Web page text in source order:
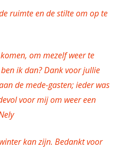
ruimte en de stilte om op te
om mezelf weer te
ik dan? Dank voor jullie
de mede-gasten; ieder was
voor mij om weer een
kan zijn. Bedankt voor